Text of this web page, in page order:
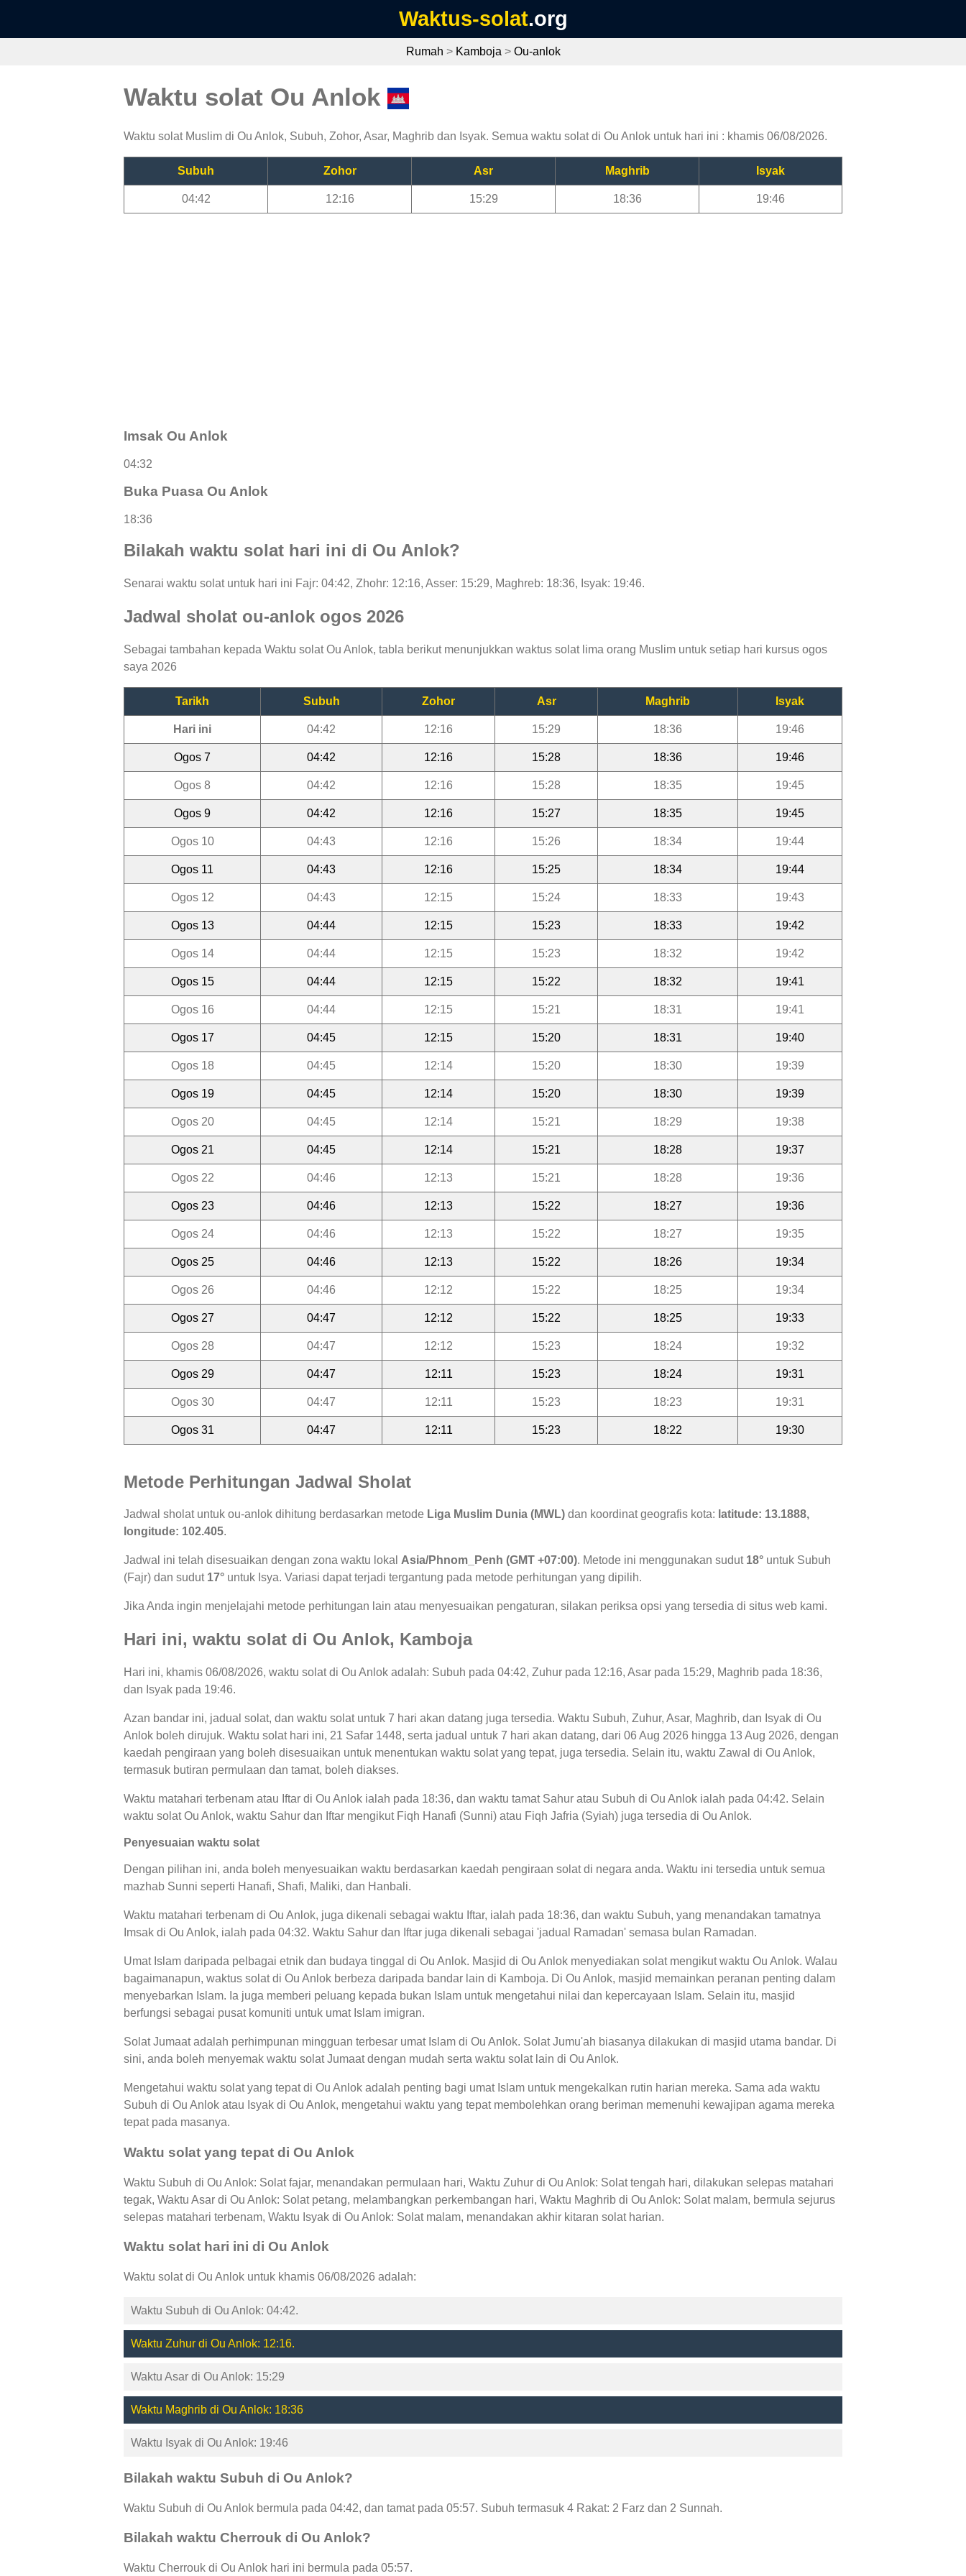
Waktus-solat.org
Rumah > Kamboja > Ou-anlok
Waktu solat Ou Anlok
Waktu solat Muslim di Ou Anlok, Subuh, Zohor, Asar, Maghrib dan Isyak. Semua waktu solat di Ou Anlok untuk hari ini : khamis 06/08/2026.
Subuh Zohor Asr Maghrib Isyak
04:42 12:16 15:29 18:36 19:46
Imsak Ou Anlok
04:32
Buka Puasa Ou Anlok
18:36
Bilakah waktu solat hari ini di Ou Anlok?
Senarai waktu solat untuk hari ini Fajr: 04:42, Zhohr: 12:16, Asser: 15:29, Maghreb: 18:36, Isyak: 19:46.
Jadwal sholat ou-anlok ogos 2026
Sebagai tambahan kepada Waktu solat Ou Anlok, tabla berikut menunjukkan waktus solat lima orang Muslim untuk setiap hari kursus ogos
saya 2026
Tarikh Subuh Zohor Asr Maghrib Isyak
Hari ini 04:42 12:16 15:29 18:36 19:46
Ogos 7 04:42 12:16 15:28 18:36 19:46
Ogos 8 04:42 12:16 15:28 18:35 19:45
Ogos 9 04:42 12:16 15:27 18:35 19:45
Ogos 10 04:43 12:16 15:26 18:34 19:44
Ogos 11 04:43 12:16 15:25 18:34 19:44
Ogos 12 04:43 12:15 15:24 18:33 19:43
Ogos 13 04:44 12:15 15:23 18:33 19:42
Ogos 14 04:44 12:15 15:23 18:32 19:42
Ogos 15 04:44 12:15 15:22 18:32 19:41
Ogos 16 04:44 12:15 15:21 18:31 19:41
Ogos 17 04:45 12:15 15:20 18:31 19:40
Ogos 18 04:45 12:14 15:20 18:30 19:39
Ogos 19 04:45 12:14 15:20 18:30 19:39
Ogos 20 04:45 12:14 15:21 18:29 19:38
Ogos 21 04:45 12:14 15:21 18:28 19:37
Ogos 22 04:46 12:13 15:21 18:28 19:36
Ogos 23 04:46 12:13 15:22 18:27 19:36
Ogos 24 04:46 12:13 15:22 18:27 19:35
Ogos 25 04:46 12:13 15:22 18:26 19:34
Ogos 26 04:46 12:12 15:22 18:25 19:34
Ogos 27 04:47 12:12 15:22 18:25 19:33
Ogos 28 04:47 12:12 15:23 18:24 19:32
Ogos 29 04:47 12:11 15:23 18:24 19:31
Ogos 30 04:47 12:11 15:23 18:23 19:31
Ogos 31 04:47 12:11 15:23 18:22 19:30
Metode Perhitungan Jadwal Sholat
Jadwal sholat untuk ou-anlok dihitung berdasarkan metode Liga Muslim Dunia (MWL) dan koordinat geografis kota: latitude: 13.1888,
longitude: 102.405.
Jadwal ini telah disesuaikan dengan zona waktu lokal Asia/Phnom_Penh (GMT +07:00). Metode ini menggunakan sudut 18° untuk Subuh
(Fajr) dan sudut 17° untuk Isya. Variasi dapat terjadi tergantung pada metode perhitungan yang dipilih.
Jika Anda ingin menjelajahi metode perhitungan lain atau menyesuaikan pengaturan, silakan periksa opsi yang tersedia di situs web kami.
Hari ini, waktu solat di Ou Anlok, Kamboja
Hari ini, khamis 06/08/2026, waktu solat di Ou Anlok adalah: Subuh pada 04:42, Zuhur pada 12:16, Asar pada 15:29, Maghrib pada 18:36,
dan Isyak pada 19:46.
Azan bandar ini, jadual solat, dan waktu solat untuk 7 hari akan datang juga tersedia. Waktu Subuh, Zuhur, Asar, Maghrib, dan Isyak di Ou
Anlok boleh dirujuk. Waktu solat hari ini, 21 Safar 1448, serta jadual untuk 7 hari akan datang, dari 06 Aug 2026 hingga 13 Aug 2026, dengan
kaedah pengiraan yang boleh disesuaikan untuk menentukan waktu solat yang tepat, juga tersedia. Selain itu, waktu Zawal di Ou Anlok,
termasuk butiran permulaan dan tamat, boleh diakses.
Waktu matahari terbenam atau Iftar di Ou Anlok ialah pada 18:36, dan waktu tamat Sahur atau Subuh di Ou Anlok ialah pada 04:42. Selain
waktu solat Ou Anlok, waktu Sahur dan Iftar mengikut Fiqh Hanafi (Sunni) atau Fiqh Jafria (Syiah) juga tersedia di Ou Anlok.
Penyesuaian waktu solat
Dengan pilihan ini, anda boleh menyesuaikan waktu berdasarkan kaedah pengiraan solat di negara anda. Waktu ini tersedia untuk semua
mazhab Sunni seperti Hanafi, Shafi, Maliki, dan Hanbali.
Waktu matahari terbenam di Ou Anlok, juga dikenali sebagai waktu Iftar, ialah pada 18:36, dan waktu Subuh, yang menandakan tamatnya
Imsak di Ou Anlok, ialah pada 04:32. Waktu Sahur dan Iftar juga dikenali sebagai 'jadual Ramadan' semasa bulan Ramadan.
Umat Islam daripada pelbagai etnik dan budaya tinggal di Ou Anlok. Masjid di Ou Anlok menyediakan solat mengikut waktu Ou Anlok. Walau
bagaimanapun, waktus solat di Ou Anlok berbeza daripada bandar lain di Kamboja. Di Ou Anlok, masjid memainkan peranan penting dalam
menyebarkan Islam. Ia juga memberi peluang kepada bukan Islam untuk mengetahui nilai dan kepercayaan Islam. Selain itu, masjid
berfungsi sebagai pusat komuniti untuk umat Islam imigran.
Solat Jumaat adalah perhimpunan mingguan terbesar umat Islam di Ou Anlok. Solat Jumu'ah biasanya dilakukan di masjid utama bandar. Di
sini, anda boleh menyemak waktu solat Jumaat dengan mudah serta waktu solat lain di Ou Anlok.
Mengetahui waktu solat yang tepat di Ou Anlok adalah penting bagi umat Islam untuk mengekalkan rutin harian mereka. Sama ada waktu
Subuh di Ou Anlok atau Isyak di Ou Anlok, mengetahui waktu yang tepat membolehkan orang beriman memenuhi kewajipan agama mereka
tepat pada masanya.
Waktu solat yang tepat di Ou Anlok
Waktu Subuh di Ou Anlok: Solat fajar, menandakan permulaan hari, Waktu Zuhur di Ou Anlok: Solat tengah hari, dilakukan selepas matahari
tegak, Waktu Asar di Ou Anlok: Solat petang, melambangkan perkembangan hari, Waktu Maghrib di Ou Anlok: Solat malam, bermula sejurus
selepas matahari terbenam, Waktu Isyak di Ou Anlok: Solat malam, menandakan akhir kitaran solat harian.
Waktu solat hari ini di Ou Anlok
Waktu solat di Ou Anlok untuk khamis 06/08/2026 adalah:
Waktu Subuh di Ou Anlok: 04:42.
Waktu Zuhur di Ou Anlok: 12:16.
Waktu Asar di Ou Anlok: 15:29
Waktu Maghrib di Ou Anlok: 18:36
Waktu Isyak di Ou Anlok: 19:46
Bilakah waktu Subuh di Ou Anlok?
Waktu Subuh di Ou Anlok bermula pada 04:42, dan tamat pada 05:57. Subuh termasuk 4 Rakat: 2 Farz dan 2 Sunnah.
Bilakah waktu Cherrouk di Ou Anlok?
Waktu Cherrouk di Ou Anlok hari ini bermula pada 05:57.